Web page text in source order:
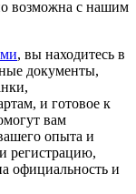
возможна с нашим
, вы находитесь в
документы,
и готовое к
вам
опыта и
регистрацию,
официальность и